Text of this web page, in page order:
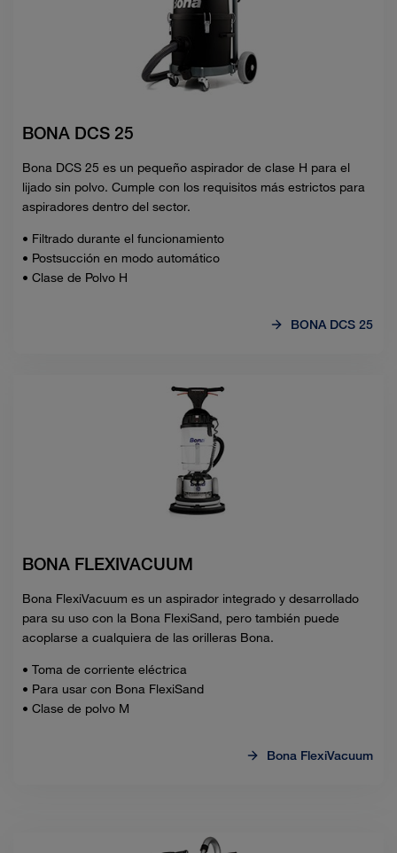
BONA DCS 25
Bona DCS 25 es un pequeño aspirador de clase H para el
lijado sin polvo. Cumple con los requisitos más estrictos para
aspiradores dentro del sector.
• Filtrado durante el funcionamiento
• Postsucción en modo automático
• Clase de Polvo H
BONA DCS 25
BONA FLEXIVACUUM
Bona FlexiVacuum es un aspirador integrado y desarrollado
para su uso con la Bona FlexiSand, pero también puede
acoplarse a cualquiera de las orilleras Bona.
• Toma de corriente eléctrica
• Para usar con Bona FlexiSand
• Clase de polvo M
Bona FlexiVacuum